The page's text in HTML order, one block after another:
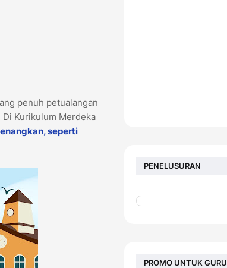
penuh petualangan
Kurikulum Merdeka
seperti
PENELUSURAN
PROMO UNTUK GURU